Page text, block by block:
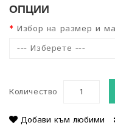
ОПЦИИ
Избор на размер и
--- Изберете ---
Количество
Добави към любими